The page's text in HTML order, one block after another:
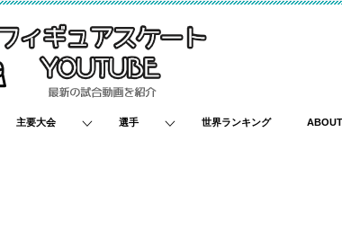
主要大会 選手 世界ランキング